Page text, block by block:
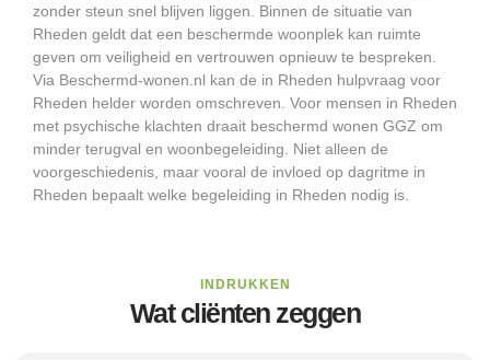
zonder steun snel blijven liggen. Binnen de situatie van
Rheden geldt dat een beschermde woonplek kan ruimte
geven om veiligheid en vertrouwen opnieuw te bespreken.
Via Beschermd-wonen.nl kan de in Rheden hulpvraag voor
Rheden helder worden omschreven. Voor mensen in Rheden
met psychische klachten draait beschermd wonen GGZ om
minder terugval en woonbegeleiding. Niet alleen de
voorgeschiedenis, maar vooral de invloed op dagritme in
Rheden bepaalt welke begeleiding in Rheden nodig is.
INDRUKKEN
Wat cliënten zeggen